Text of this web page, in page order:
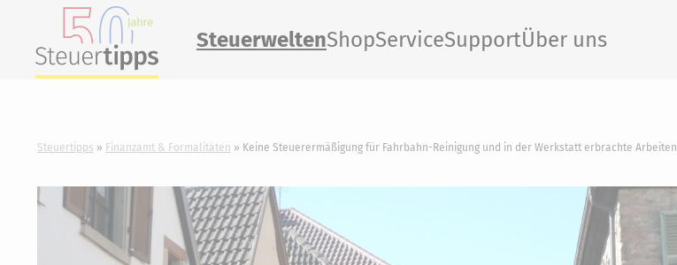
SteuerweltenShopServiceSupportÜber uns
Steuertipps Finanzamt & Formalitäten Keine Steuerermäßigung für Fahrbahn-Reinigung und in der Werkstatt erbrachte Arbeiten